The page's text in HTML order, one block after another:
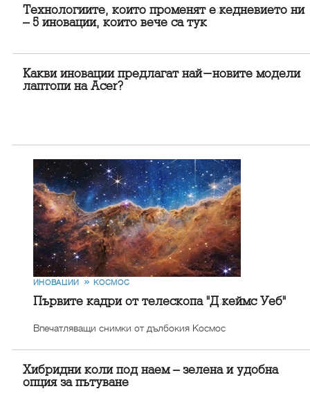
Технологиите, които променят ежедневието ни
– 5 иновации, които вече са тук
Какви иновации предлагат най-новите модели
лаптопи на Acer?
ИНОВАЦИИ КОСМОС
Първите кадри от телескопа "Джеймс Уеб"
Впечатляващи снимки от дълбокия Космос
Хибридни коли под наем – зелена и удобна
опция за пътуване